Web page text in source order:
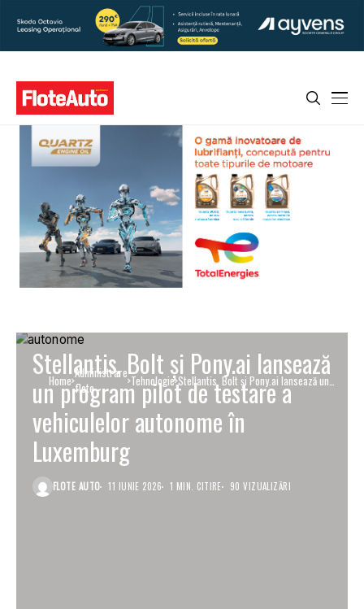
Home Administrare
flote
Tehnologie Stellantis, Bolt și Pony.ai lansează un
program pilot de testare a vehiculelor
autonome în Luxemburg
Stellantis, Bolt și Pony.ai lansează
un program pilot de testare a
vehiculelor autonome în
Luxemburg
FLOTE AUTO 11 IUNIE 2026 1 MIN. CITIRE 90 VIZUALIZĂRI